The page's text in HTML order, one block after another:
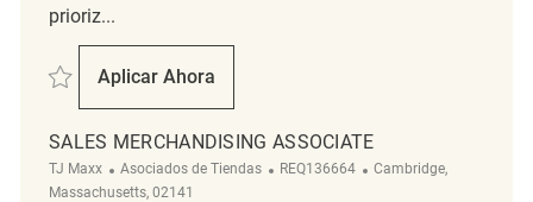
prioriz...
Salvar Merchandising Associate REQ142314
Aplicar Ahora
Merchandising Associate
SALES MERCHANDISING ASSOCIATE
TJ Maxx Categoría
Asociados de Tiendas ReqId
REQ136664 Ubicación
Cambridge,
Massachusetts, 02141